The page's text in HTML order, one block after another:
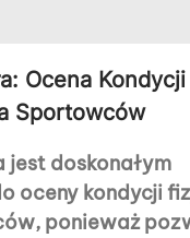
Ocena Kondycji
Sportowców
jest doskonałym
oceny kondycji
ponieważ